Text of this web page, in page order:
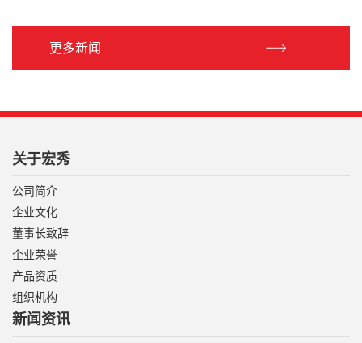
更多新闻
关于宏秀
公司简介
企业文化
董事长致辞
企业荣誉
产品资质
组织机构
新闻资讯